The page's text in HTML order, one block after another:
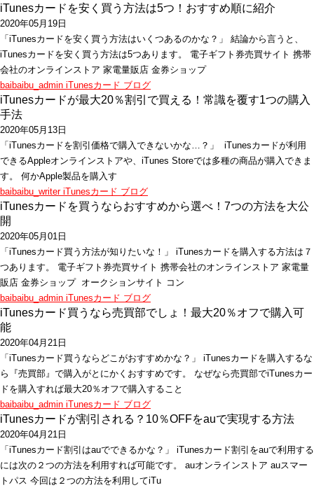
iTunesカードを安く買う方法は5つ！おすすめ順に紹介
2020年05月19日
「iTunesカードを安く買う方法はいくつあるのかな？」 結論から言うと、
iTunesカードを安く買う方法は5つあります。 電子ギフト券売買サイト 携帯
会社のオンラインストア 家電量販店 金券ショップ
baibaibu_admin iTunesカード ブログ
iTunesカードが最大20％割引で買える！常識を覆す1つの購入
手法
2020年05月13日
「iTunesカードを割引価格で購入できないかな…？」 iTunesカードが利用
できるAppleオンラインストアや、iTunes Storeでは多種の商品が購入できま
す。 何かApple製品を購入す
baibaibu_writer iTunesカード ブログ
iTunesカードを買うならおすすめから選べ！7つの方法を大公
開
2020年05月01日
「iTunesカード買う方法が知りたいな！」 iTunesカードを購入する方法は７
つあります。 電子ギフト券売買サイト 携帯会社のオンラインストア 家電量
販店 金券ショップ オークションサイト コン
baibaibu_admin iTunesカード ブログ
iTunesカード買うなら売買部でしょ！最大20％オフで購入可
能
2020年04月21日
「iTunesカード買うならどこがおすすめかな？」 iTunesカードを購入するな
ら『売買部』で購入がとにかくおすすめです。 なぜなら売買部でiTunesカー
ドを購入すれば最大20％オフで購入すること
baibaibu_admin iTunesカード ブログ
iTunesカードが割引される？10％OFFをauで実現する方法
2020年04月21日
「iTunesカード割引はauでできるかな？」 iTunesカード割引をauで利用する
には次の２つの方法を利用すれば可能です。 auオンラインストア auスマー
トパス 今回は２つの方法を利用してiTu